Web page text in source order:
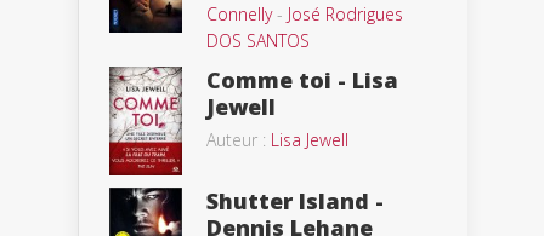
Connelly- José Rodrigues
DOS SANTOS
Comme toi - Lisa
Jewell
Auteur : Lisa Jewell
Shutter Island -
Dennis Lehane